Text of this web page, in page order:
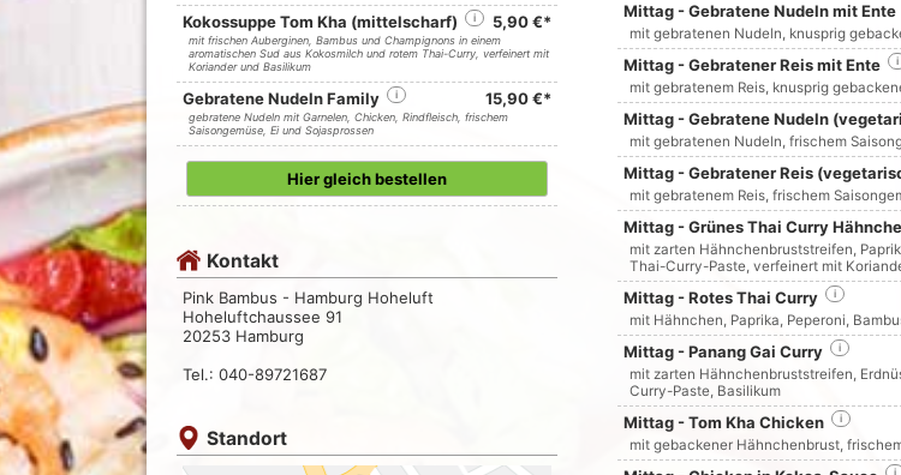
Kokossuppe Tom Kha (mittelscharf) i 5,90 €*
mit frischen Auberginen, Bambus und Champignons in einem
aromatischen Sud aus Kokosmilch und rotem Thai-Curry, verfeinert mit
Koriander und Basilikum
Gebratene Nudeln Family i 15,90 €*
gebratene Nudeln mit Garnelen, Chicken, Rindfleisch, frischem
Saisongemüse, Ei und Sojasprossen
Hier gleich bestellen
Kontakt
Pink Bambus - Hamburg Hoheluft
Hoheluftchaussee 91
20253 Hamburg
Tel.: 040-89721687
Standort
Mittag - Gebratene Nudeln mit Ente
mit gebratenen Nudeln, knusprig
Mittag - Gebratener Reis mit Ente i
mit gebratenem Reis, knusprig
Mittag - Gebratene Nudeln
mit gebratenen Nudeln, frischem
Mittag - Gebratener Reis
mit gebratenem Reis, frischem
Mittag - Grünes Thai Curry
mit zarten Hähnchenbruststreifen,
Thai-Curry-Paste, verfeinert mit
Mittag - Rotes Thai Curry i
mit Hähnchen, Paprika, Peperoni,
Mittag - Panang Gai Curry i
mit zarten Hähnchenbruststreifen,
Curry-Paste, Basilikum
Mittag - Tom Kha Chicken i
mit gebackener Hähnchenbrust,
i